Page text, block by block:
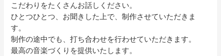
こだわりをたくさんお話しください。
ひとつひとつ、お聞きした上で、制作させていただきま
す。
制作の途中でも、打ち合わせを行わせていただきます。
最高の音楽づくりを提供いたします。